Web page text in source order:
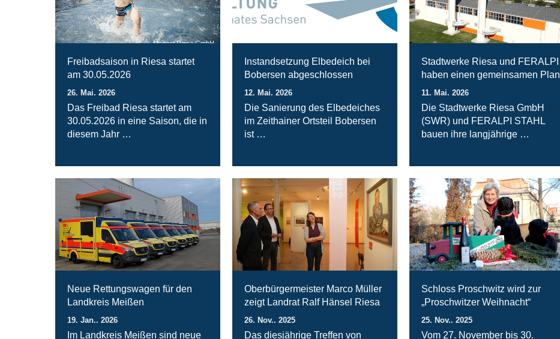
Magnet Riesa GmbH
Freibadsaison in Riesa startet
am 30.05.2026
26. Mai. 2026
Das Freibad Riesa startet am
30.05.2026 in eine Saison, die in
diesem Jahr …
Instandsetzung Elbedeich bei
Bobersen abgeschlossen
12. Mai. 2026
Die Sanierung des Elbedeiches
im Zeithainer Ortsteil Bobersen
ist …
Stadtwerke Riesa und FERALPI
haben einen gemeinsamen Plan
11. Mai. 2026
Die Stadtwerke Riesa GmbH
(SWR) und FERALPI STAHL
bauen ihre langjährige …
Neue Rettungswagen für den
Landkreis Meißen
19. Jan.. 2026
Im Landkreis Meißen sind neue
Oberbürgermeister Marco Müller
zeigt Landrat Ralf Hänsel Riesa
26. Nov.. 2025
Das diesjährige Treffen von
Schloss Proschwitz wird zur
„Proschwitzer Weihnacht“
25. Nov.. 2025
Vom 27. November bis 30.